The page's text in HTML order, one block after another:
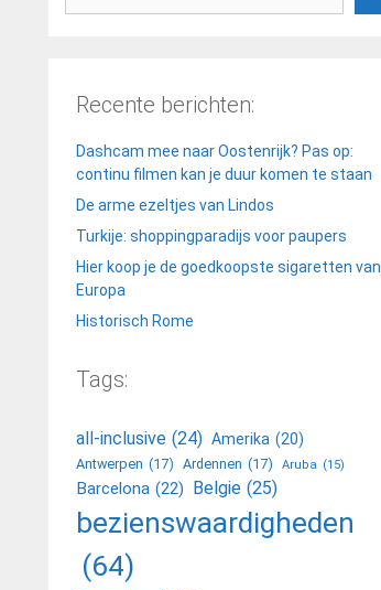
Recente berichten:
Dashcam mee naar Oostenrijk? Pas op:
continu filmen kan je duur komen te staan
De arme ezeltjes van Lindos
Turkije: shoppingparadijs voor paupers
Hier koop je de goedkoopste sigaretten van
Europa
Historisch Rome
Tags:
all-inclusive (24) Amerika (20)
Antwerpen (17) Ardennen (17) Aruba (15)
Barcelona (22) Belgie (25)
bezienswaardigheden
(64)